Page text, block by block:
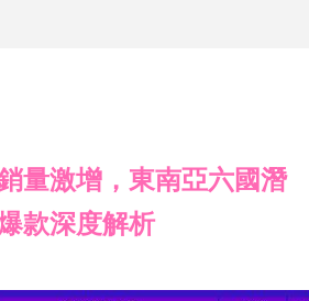
量激增，東南亞六國潛
款深度解析